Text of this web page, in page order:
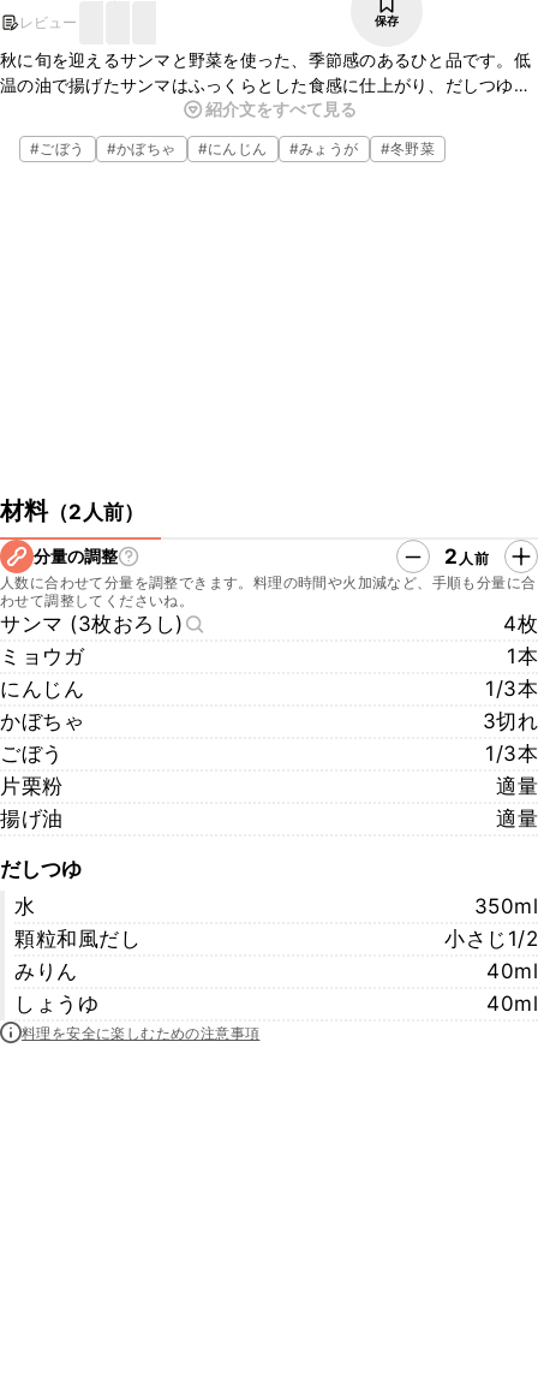
レビュー
保存
秋に旬を迎えるサンマと野菜を使った、季節感のあるひと品です。低
温の油で揚げたサンマはふっくらとした食感に仕上がり、だしつゆの
うまみが加わりとってもおいしいですよ。みょうがの風味がサンマと
野菜の味を引き立ててくれますよ。ぜひお試しください！
紹介文をすべて見る
#ごぼう #かぼちゃ #にんじん #みょうが #冬野菜
材料（2人前）
分量の調整 2 人前
人数に合わせて分量を調整できます。料理の時間や火加減など、手順も分量に合
わせて調整してくださいね。
サンマ (3枚おろし)
4枚
ミョウガ
1本
にんじん
1/3本
かぼちゃ
3切れ
ごぼう
1/3本
片栗粉
適量
揚げ油
適量
だしつゆ
水
350ml
顆粒和風だし
小さじ1/2
みりん
40ml
しょうゆ
40ml
料理を安全に楽しむための注意事項